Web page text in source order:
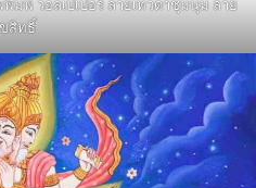
มพ์ วอลเปเปอร์ ลายเทวดาชุมนุม ลาย
สิทธิ์